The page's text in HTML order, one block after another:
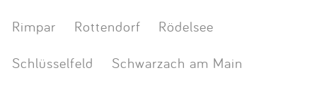
Rimpar
Rottendorf
Rödelsee
Schlüsselfeld
Schwarzach am Main